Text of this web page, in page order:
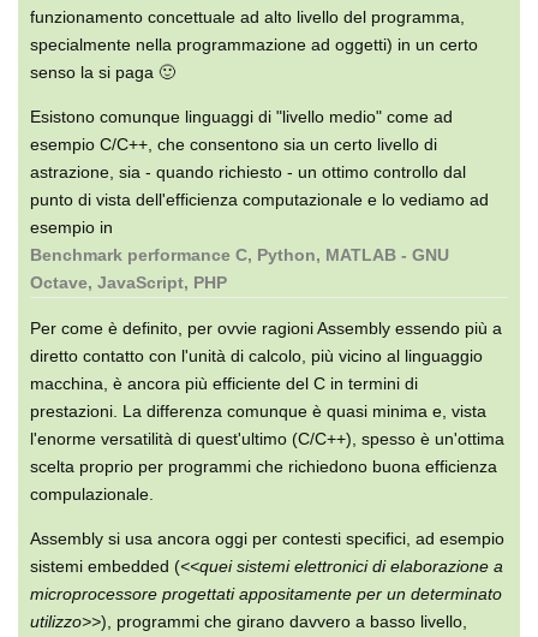
funzionamento concettuale ad alto livello del programma,
specialmente nella programmazione ad oggetti) in un certo
senso la si paga 🙂
Esistono comunque linguaggi di "livello medio" come ad
esempio C/C++, che consentono sia un certo livello di
astrazione, sia - quando richiesto - un ottimo controllo dal
punto di vista dell'efficienza computazionale e lo vediamo ad
esempio in
Benchmark performance C, Python, MATLAB - GNU
Octave, JavaScript, PHP
Per come è definito, per ovvie ragioni Assembly essendo più a
diretto contatto con l'unità di calcolo, più vicino al linguaggio
macchina, è ancora più efficiente del C in termini di
prestazioni. La differenza comunque è quasi minima e, vista
l'enorme versatilità di quest'ultimo (C/C++), spesso è un'ottima
scelta proprio per programmi che richiedono buona efficienza
compulazionale.
Assembly si usa ancora oggi per contesti specifici, ad esempio
sistemi embedded (<<quei sistemi elettronici di elaborazione a
microprocessore progettati appositamente per un determinato
utilizzo>>), programmi che girano davvero a basso livello,